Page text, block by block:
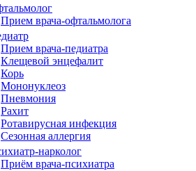
Прием врача-офтальмолога
Прием врача-педиатра
Клещевой энцефалит
Корь
Мононуклеоз
Пневмония
Рахит
Ротавирусная инфекция
Сезонная аллергия
нарколог
Приём врача-психиатра